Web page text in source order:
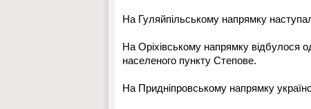
На Гуляйпільському напрямку
На Оріхівському напрямку відбулося
населеного пункту Степове.
На Придніпровському напрямку